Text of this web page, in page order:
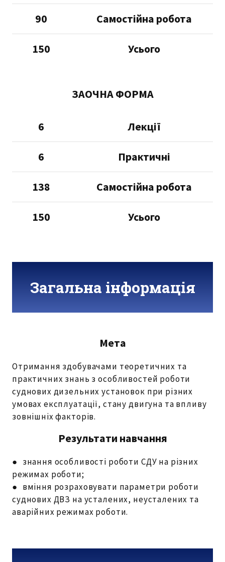
Самостійна робота
90
Усього
150
ЗАОЧНА ФОРМА
Лекції
6
Практичні
6
Самостійна робота
138
Усього
150
Загальна інформація
Мета
Отримання здобувачами теоретичних та
практичних знань з особливостей роботи
суднових дизельних установок при різних
умовах експлуатації, стану двигуна та впливу
зовнішніх факторів.
Результати навчання
● знання особливості роботи СДУ на різних
режимах роботи;
● вміння розраховувати параметри роботи
суднових ДВЗ на усталених, неусталених та
аварійних режимах роботи.